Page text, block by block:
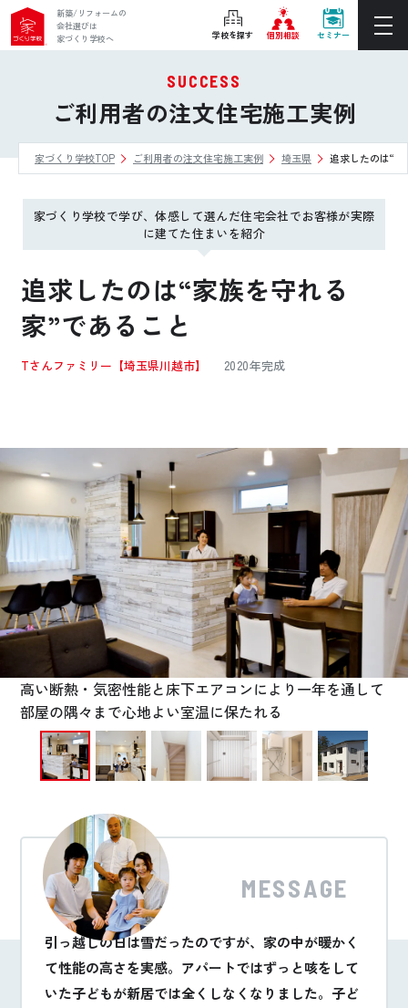
新築/リフォームの
会社選びは
家づくり学校へ
学校を探す 個別相談 セミナー
ぴったりの住宅会社をご提案
個別相談
後悔しない家づくりをレクチャー
セミナーをみる
ご利用は無料！全国20校
お近くの学校を探す
ホーム
家づくり学校とは
よくある質問
ご利用者の声・実例
お役立ち情報
公式SNSをチェック
YOUTUBE Instagram
プライバシーポリシー
SUCCESS
ご利用者の注文住宅施工実例
家づくり学校TOP ご利用者の注文住宅施工実例 埼玉県 追求したのは“
家づくり学校で学び、体感して選んだ住宅会社でお客様が実際
に建てた住まいを紹介
追求したのは“家族を守れる
家”であること
Tさんファミリー 【埼玉県川越市】 2020年完成
高い断熱・気密性能と床下エアコンにより一年を通して
部屋の隅々まで心地よい室温に保たれる
MESSAGE
引っ越しの日は雪だったのですが、家の中が暖かく
て性能の高さを実感。アパートではずっと咳をして
いた子どもが新居では全くしなくなりました。子ど